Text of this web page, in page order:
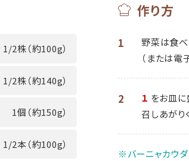
1/2株（約100g）
1/2株（約140g）
1個（約150g）
1/2本（約100g）
作り方
1
野菜は食べ
（または電
2 １ をお皿に
召しあがり
※バーニャカウダ